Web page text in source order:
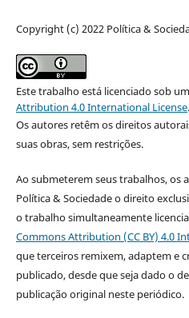
Copyright (c) 2022 Política &
Este trabalho está licenciado sob
Attribution 4.0 International License.
Os autores retêm os direitos
suas obras, sem restrições.
Ao submeterem seus trabalhos, os
Política & Sociedade o direito
o trabalho simultaneamente
Commons Attribution (CC BY) 4.0
que terceiros remixem, adaptem e
publicado, desde que seja dado o
publicação original neste periódico.